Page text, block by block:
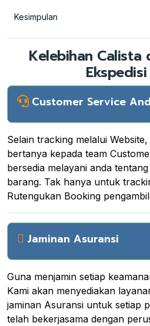
Kesimpulan
Kelebihan Calista
Customer Service
Selain tracking melalui
bertanya kepada team
bersedia melayani anda
barang. Tak hanya untuk
Rutengukan Booking
Jaminan Asuransi
Guna menjamin setiap
Kami akan menyediakan
jaminan Asuransi untuk setiap
telah bekerjasama dengan